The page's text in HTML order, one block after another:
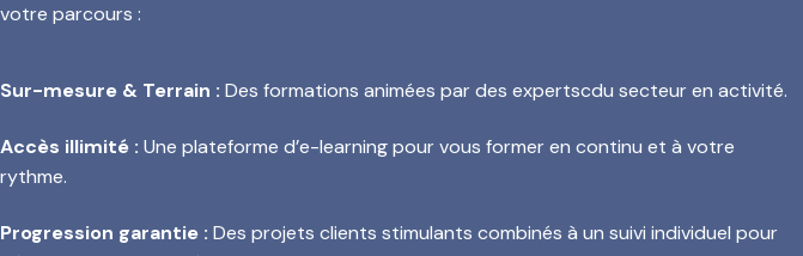
votre parcours :
Sur-mesure & Terrain : Des formations animées par des expertscdu secteur en activité.
Accès illimité : Une plateforme d’e-learning pour vous former en continu et à votre
rythme.
Progression garantie : Des projets clients stimulants combinés à un suivi individuel pour